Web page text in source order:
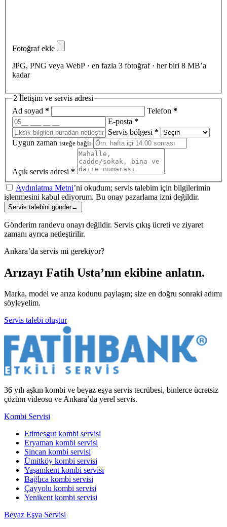
Fotoğraf ekle
JPG, PNG veya WebP · en fazla 3 fotoğraf · her biri 8 MB’a
kadar
2 İletişim ve servis adresi
Ad soyad * Telefon *
E-posta *
Servis bölgesi *
Uygun zaman isteğe bağlı
Açık servis adresi *
Aydınlatma Metni’ni okudum; servis talebim için bilgilerimin
işlenmesini kabul ediyorum. Bu onay pazarlama izni değildir.
Servis talebini gönder→
Gönderim randevu onayı değildir. Servis çıkış ücreti ve ziyaret
zamanı ayrıca netleştirilir.
Ankara’da servis mi gerekiyor?
Arızayı Fatih Usta’nın ekibine anlatın.
Marka, model ve arıza kodunu paylaşın; size en doğru sonraki adımı
söyleyelim.
Servis talebi oluştur
36 yılı aşkın kombi ve beyaz eşya servis tecrübesi, binlerce ücretsiz
çözüm videosu ve Ankara’da yerel servis.
Kombi Servisi
Etimesgut kombi servisi
Eryaman kombi servisi
Sincan kombi servisi
Ümitköy kombi servisi
Yaşamkent kombi servisi
Bağlıca kombi servisi
Çayyolu kombi servisi
Yenikent kombi servisi
Beyaz Eşya Servisi